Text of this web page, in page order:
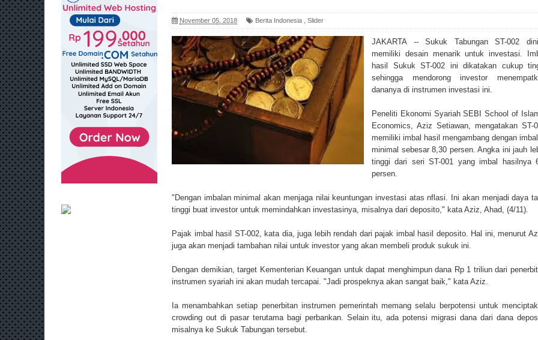
November 05, 2018 Berita Indonesia Slider
JAKARTA -- Sukuk Tabungan ST-002
memiliki desain menarik untuk investasi.
hasil Sukuk ST-002 ini dikatakan cukup
sehingga mendorong investor
dananya di instrumen investasi ini.
Peneliti Ekonomi Syariah SEBI School of
Economics, Aziz Setiawan, mengatakan ST-
memiliki imbal hasil mengambang dengan
minimal sebesar 8,30 persen. Angka ini jauh
tinggi dari seri ST-001 yang imbal hasilnya
persen.
"Dengan imbalan minimal akan menjaga nilai keuntungan investasi atas nflasi. Ini akan menjadi daya
tinggi buat investor untuk memindahkan investasinya, misalnya dari deposito," kata Aziz, Ahad, (4/11).
Pajak imbal hasil ST-002, kata dia, juga lebih rendah dari pajak imbal hasil deposito. Hal ini, menurut
juga akan menjadi tambahan nilai untuk investor yang akan membeli produk sukuk ini.
Dengan demikian, target Kementerian Keuangan untuk dapat menghimpun dana Rp 1 triliun dari
instrumen syariah ini akan mudah tercapai. "Jadi prospeknya akan sangat baik," kata Aziz.
Ia menambahkan setiap penerbitan instrumen pemerintah memang selalu berpotensi untuk
crowding out di pasar terutama bagi perbankan. Selain itu, ada potensi migrasi dana dari dana
misalnya ke Sukuk Tabungan tersebut.